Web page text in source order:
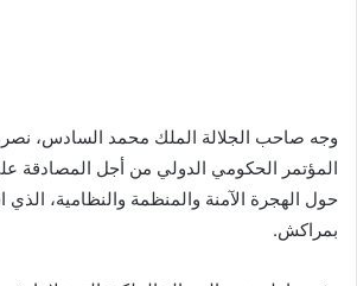
وجه صاحب الجلالة الملك محمد السادس،
المؤتمر الحكومي الدولي من أجل المصادقة
حول الهجرة الآمنة والمنظمة والنظامية، الذي
بمراكش.